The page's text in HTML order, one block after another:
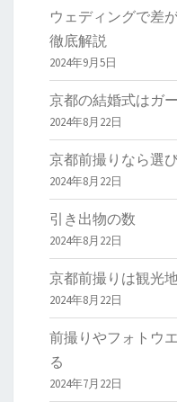
ウェディングで差
徹底解説
2024年9月5日
京都の結婚式はガ
2024年8月22日
京都前撮りなら選
2024年8月22日
引き出物の数
2024年8月22日
京都前撮りは観光
2024年8月22日
前撮りやフォトウ
る
2024年7月22日